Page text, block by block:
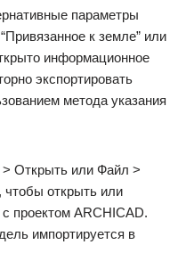
параметры
к земле” или
информационное
экспортировать
метода указания
Открыть или Файл >
открыть или
проектом ARCHICAD.
импортируется в